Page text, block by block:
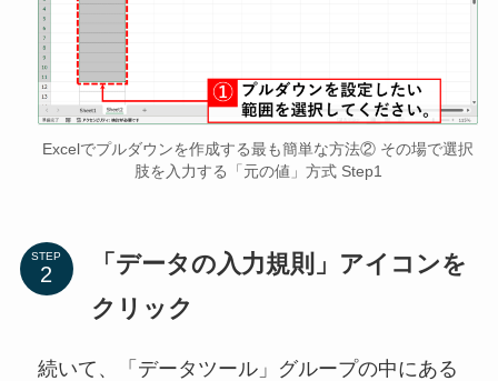
Excelでプルダウンを作成する最も簡単な方法② その場で選択
肢を入力する「元の値」方式 Step1
STEP
「データの入力規則」アイコンを
クリック
続いて、「データツール」グループの中にある